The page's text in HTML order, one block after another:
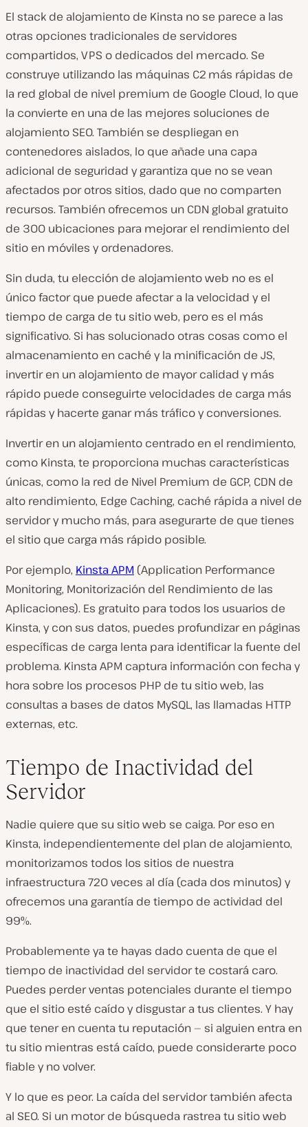
El stack de alojamiento de Kinsta no se parece a las
otras opciones tradicionales de servidores
compartidos, VPS o dedicados del mercado. Se
construye utilizando las máquinas C2 más rápidas de
la red global de nivel premium de Google Cloud, lo que
la convierte en una de las mejores soluciones de
alojamiento SEO. También se despliegan en
contenedores aislados, lo que añade una capa
adicional de seguridad y garantiza que no se vean
afectados por otros sitios, dado que no comparten
recursos. También ofrecemos un CDN global gratuito
de 300 ubicaciones para mejorar el rendimiento del
sitio en móviles y ordenadores.
Sin duda, tu elección de alojamiento web no es el
único factor que puede afectar a la velocidad y el
tiempo de carga de tu sitio web, pero es el más
significativo. Si has solucionado otras cosas como el
almacenamiento en caché y la minificación de JS,
invertir en un alojamiento de mayor calidad y más
rápido puede conseguirte velocidades de carga más
rápidas y hacerte ganar más tráfico y conversiones.
Invertir en un alojamiento centrado en el rendimiento,
como Kinsta, te proporciona muchas características
únicas, como la red de Nivel Premium de GCP, CDN de
alto rendimiento, Edge Caching, caché rápida a nivel de
servidor y mucho más, para asegurarte de que tienes
el sitio que carga más rápido posible.
Por ejemplo, Kinsta APM (Application Performance
Monitoring, Monitorización del Rendimiento de las
Aplicaciones). Es gratuito para todos los usuarios de
Kinsta, y con sus datos, puedes profundizar en páginas
específicas de carga lenta para identificar la fuente del
problema. Kinsta APM captura información con fecha y
hora sobre los procesos PHP de tu sitio web, las
consultas a bases de datos MySQL, las llamadas HTTP
externas, etc.
Tiempo de Inactividad del
Servidor
Nadie quiere que su sitio web se caiga. Por eso en
Kinsta, independientemente del plan de alojamiento,
monitorizamos todos los sitios de nuestra
infraestructura 720 veces al día (cada dos minutos) y
ofrecemos una garantía de tiempo de actividad del
99%.
Probablemente ya te hayas dado cuenta de que el
tiempo de inactividad del servidor te costará caro.
Puedes perder ventas potenciales durante el tiempo
que el sitio esté caído y disgustar a tus clientes. Y hay
que tener en cuenta tu reputación — si alguien entra en
tu sitio mientras está caído, puede considerarte poco
fiable y no volver.
Y lo que es peor. La caída del servidor también afecta
al SEO. Si un motor de búsqueda rastrea tu sitio web